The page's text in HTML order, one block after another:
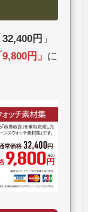
32,400円 」
9,800円 」 に